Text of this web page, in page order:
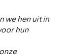
we hen uit in
hun